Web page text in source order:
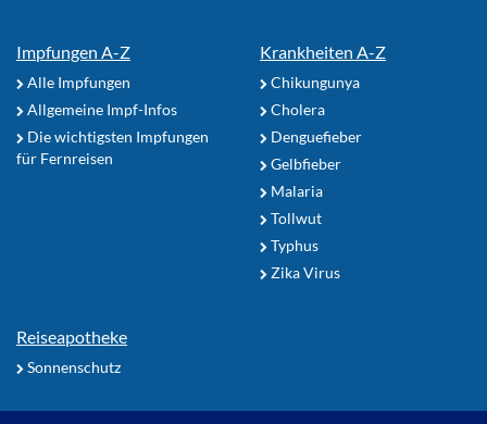
Impfungen A-Z
Alle Impfungen
Allgemeine Impf-Infos
Die wichtigsten Impfungen
für Fernreisen
Krankheiten A-Z
Chikungunya
Cholera
Denguefieber
Gelbfieber
Malaria
Tollwut
Typhus
Zika Virus
Reiseapotheke
Sonnenschutz